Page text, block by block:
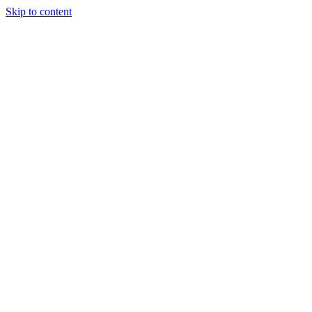
Skip to content